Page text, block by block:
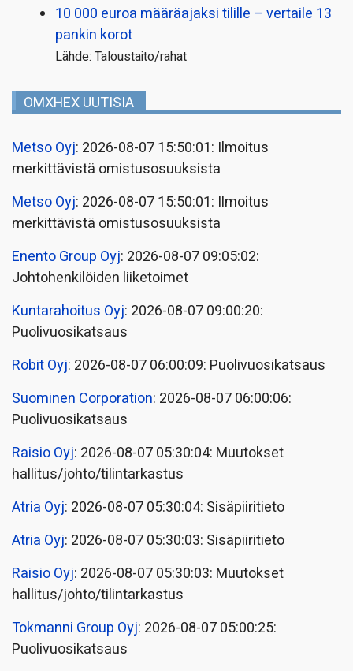
10 000 euroa määräajaksi tilille – vertaile 13
pankin korot
Lähde: Taloustaito/rahat
OMXHEX UUTISIA
Metso Oyj: 2026-08-07 15:50:01: Ilmoitus
merkittävistä omistusosuuksista
Metso Oyj: 2026-08-07 15:50:01: Ilmoitus
merkittävistä omistusosuuksista
Enento Group Oyj: 2026-08-07 09:05:02:
Johtohenkilöiden liiketoimet
Kuntarahoitus Oyj: 2026-08-07 09:00:20:
Puolivuosikatsaus
Robit Oyj: 2026-08-07 06:00:09: Puolivuosikatsaus
Suominen Corporation: 2026-08-07 06:00:06:
Puolivuosikatsaus
Raisio Oyj: 2026-08-07 05:30:04: Muutokset
hallitus/johto/tilintarkastus
Atria Oyj: 2026-08-07 05:30:04: Sisäpiiritieto
Atria Oyj: 2026-08-07 05:30:03: Sisäpiiritieto
Raisio Oyj: 2026-08-07 05:30:03: Muutokset
hallitus/johto/tilintarkastus
Tokmanni Group Oyj: 2026-08-07 05:00:25:
Puolivuosikatsaus